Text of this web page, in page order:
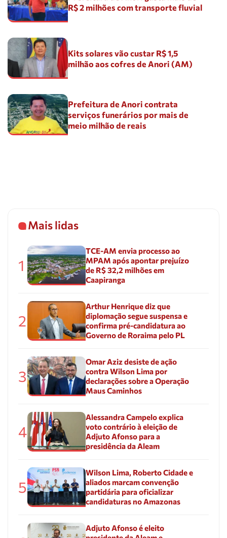
R$ 2 milhões com transporte fluvial
Kits solares vão custar R$ 1,5
milhão aos cofres de Anori (AM)
Prefeitura de Anori contrata
serviços funerários por mais de
meio milhão de reais
Mais lidas
1
TCE-AM envia processo ao
MPAM após apontar prejuízo
de R$ 32,2 milhões em
Caapiranga
2
Arthur Henrique diz que
diplomação segue suspensa e
confirma pré-candidatura ao
Governo de Roraima pelo PL
3
Omar Aziz desiste de ação
contra Wilson Lima por
declarações sobre a Operação
Maus Caminhos
4
Alessandra Campelo explica
voto contrário à eleição de
Adjuto Afonso para a
presidência da Aleam
5
Wilson Lima, Roberto Cidade e
aliados marcam convenção
partidária para oficializar
candidaturas no Amazonas
Adjuto Afonso é eleito